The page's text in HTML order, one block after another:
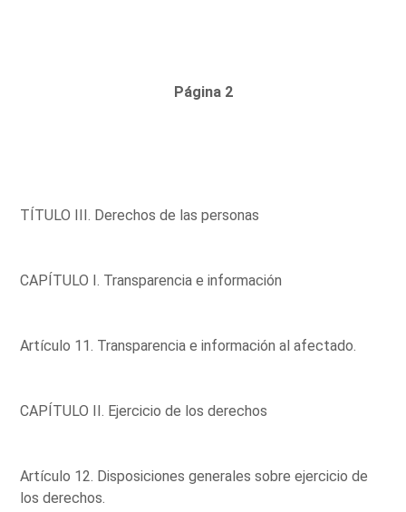
Página 2
TÍTULO III. Derechos de las personas
CAPÍTULO I. Transparencia e información
Artículo 11. Transparencia e información al afectado.
CAPÍTULO II. Ejercicio de los derechos
Artículo 12. Disposiciones generales sobre ejercicio de
los derechos.